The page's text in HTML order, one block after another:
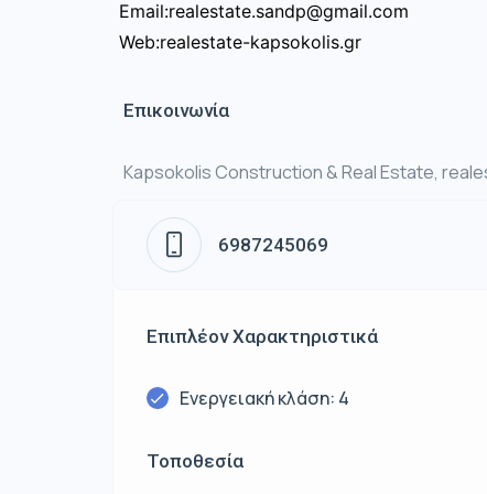
Email:realestate.sandp@gmail.com
Web:realestate-kapsokolis.gr
Επικοινωνία
Kapsokolis Construction & Real Estate,
6987245069
Επιπλέον Χαρακτηριστικά
Ενεργειακή κλάση: 4
Τοποθεσία